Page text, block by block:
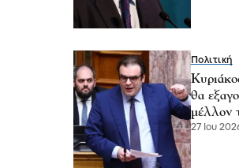
Πολιτική
θα
μέλλον
27 Ιου